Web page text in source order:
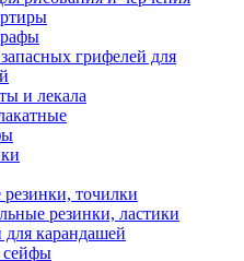
грифелей для
и лекала
точилки
резинки, ластики
для карандашей
сейфы